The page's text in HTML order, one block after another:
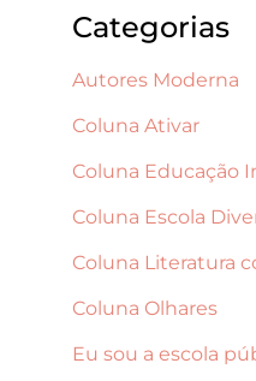
Categorias
Autores Moderna
Coluna Ativar
Coluna Educação
Coluna Escola
Coluna Literatura
Coluna Olhares
Eu sou a escola